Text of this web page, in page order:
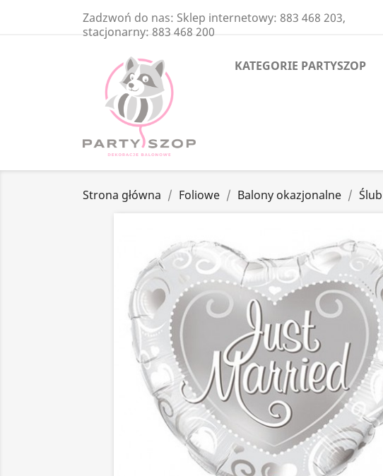
Zadzwoń do nas: Sklep internetowy: 883 468 203,
stacjonarny: 883 468 200
KATEGORIE PARTYSZOP
Strona główna Foliowe Balony okazjonalne Ślub